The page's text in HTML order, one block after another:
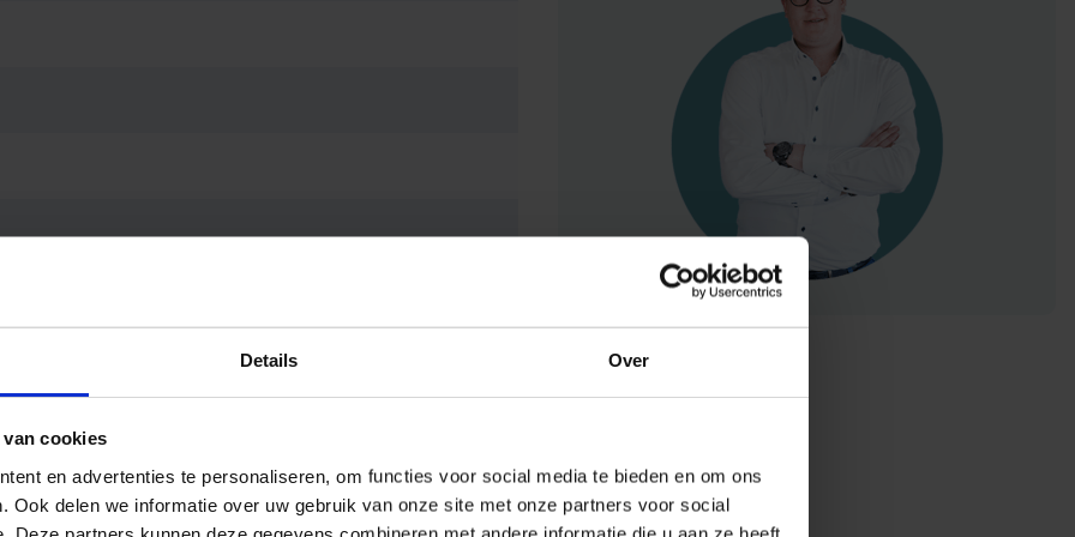
Details Over
cookies
en advertenties te personaliseren, om functies voor social media te bieden en om ons
Ook delen we informatie over uw gebruik van onze site met onze partners voor social
Deze partners kunnen deze gegevens combineren met andere informatie die u aan ze heeft